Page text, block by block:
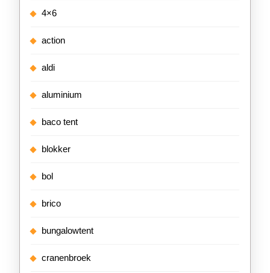
4×6
action
aldi
aluminium
baco tent
blokker
bol
brico
bungalowtent
cranenbroek